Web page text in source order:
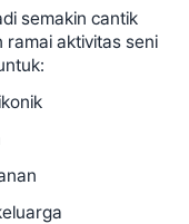
semakin cantik
ramai aktivitas seni